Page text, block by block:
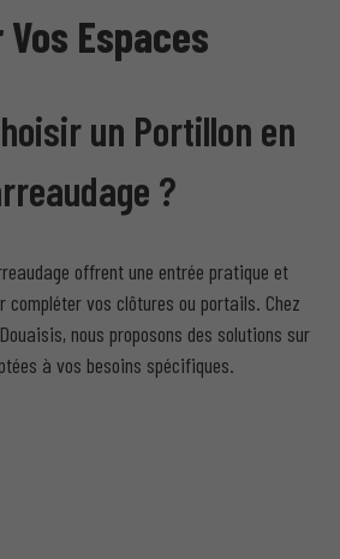
Vos Espaces
un Portillon en
?
offrent une entrée pratique et
compléter vos clôtures ou portails. Chez
nous proposons des solutions sur
à vos besoins spécifiques.